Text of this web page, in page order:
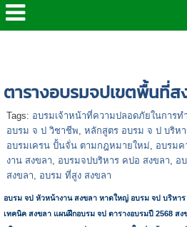
ตารางอบรมจปเขตพื้นที่ส
Tags: อบรมเจ้าหน้าที่ความปลอดภัยในการท
อบรม จ ป วิชาชีพ, หลักสูตร อบรม จ ป บริห
อบรมเครน ปั้นจั่น ตามกฎหมายใหม่, อบรมค
งาน สงขลา, อบรมจปบริหาร คปอ สงขลา, อ
สงขลา, อบรม ที่สูง สงขลา
อบรม จป หัวหน้างาน สงขลา หาดใหญ่ อบรม จป บริหา
เทคนิค สงขลา แผนฝึกอบรม จป ตารางอบรมปี 2568 สง